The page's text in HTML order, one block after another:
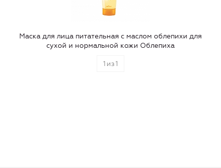
Маска для лица питательная c маслом облепихи для
сухой и нормальной кожи Облепиха
1 из1